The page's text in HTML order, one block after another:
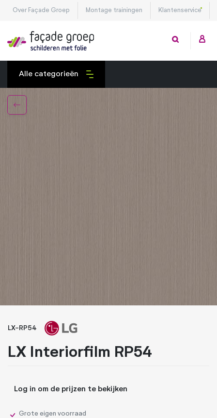
Over Façade Groep Montage trainingen Klantenservice
Alle categorieën
Exterieurfolies
LX-RP54
LX Interiorfilm RP54
Log in om de prijzen te bekijken
Grote eigen voorraad